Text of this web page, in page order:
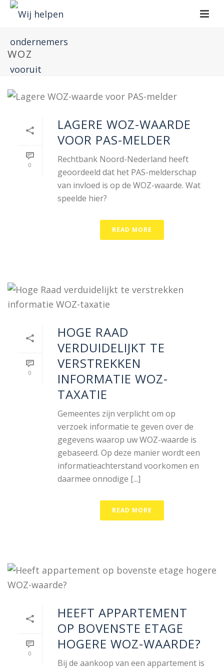
WOZ
0
LAGERE WOZ-WAARDE
VOOR PAS-MELDER
Rechtbank Noord-Nederland heeft
geoordeeld dat het PAS-melderschap
van invloed is op de WOZ-waarde. Wat
speelde hier?
READ MORE
0
HOGE RAAD
VERDUIDELIJKT TE
VERSTREKKEN
INFORMATIE WOZ-
TAXATIE
Gemeentes zijn verplicht om op
verzoek informatie te geven over de
gegevens waarop uw WOZ-waarde is
gebaseerd. Op deze manier wordt een
informatieachterstand voorkomen en
daarmee onnodige [...]
READ MORE
0
HEEFT APPARTEMENT
OP BOVENSTE ETAGE
HOGERE WOZ-WAARDE?
Bij de aankoop van een appartement is